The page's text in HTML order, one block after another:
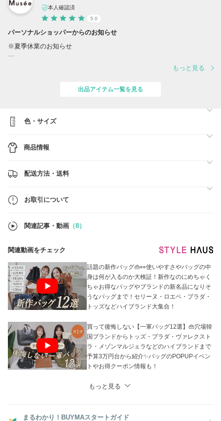
本人確認済
5.0
パーソナルショッパーからのお知らせ
※夏季休業のお知らせ
・休業日 8/8(土)、8/9(日)、11(火)、13(木)、14(金)、15(土)、16(日)
いただきます。
●ご注文前に必ず【お取引について】の内容のご確認をお願いいたしま
→
https://www.buyma.com/buyer/841549/post/337736.html
買付済の商品のみを販売しており手元に在庫がございます。
※なお、システム上、他サイトでも販売しているため、タイムラグによ
あらかじめご了承ください。
もっと見る
出品アイテム一覧を見る
色・サイズ
商品情報
配送方法・送料
お取引について
関連記事・動画 （8）
関連動画をチェック
話題の新作バッグ👜👀使いやすさやバッグの中
身は何が入るのか大検証！新作なのにめちゃく
ちゃお得なバッグやブランドの新名品になりそ
うなバッグまで！セリーヌ・ロエベ・プラダ・
トッズなどハイブランド大集合！
買って後悔しない【一軍バッグ12選】👜穴場韓
国ブランドからトッズ・プラダ・ヴァレクスト
ラ・メゾンマルジェラなどのハイブランドまで
予算3万円台から紹介✨バッグのPOPUPイベン
トやお得クーポン情報も！
もっと見る
まるわかり！BUYMAスタートガイド